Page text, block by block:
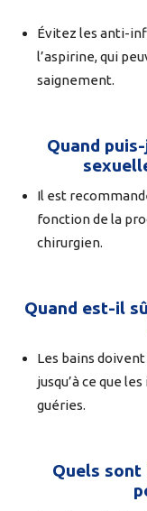
Évitez les anti-
l’aspirine, qui
saignement.
Quand
Il est
fonction de la
chirurgien.
Quand est-il
Les bains
jusqu’à ce que
guéries.
Quels sont